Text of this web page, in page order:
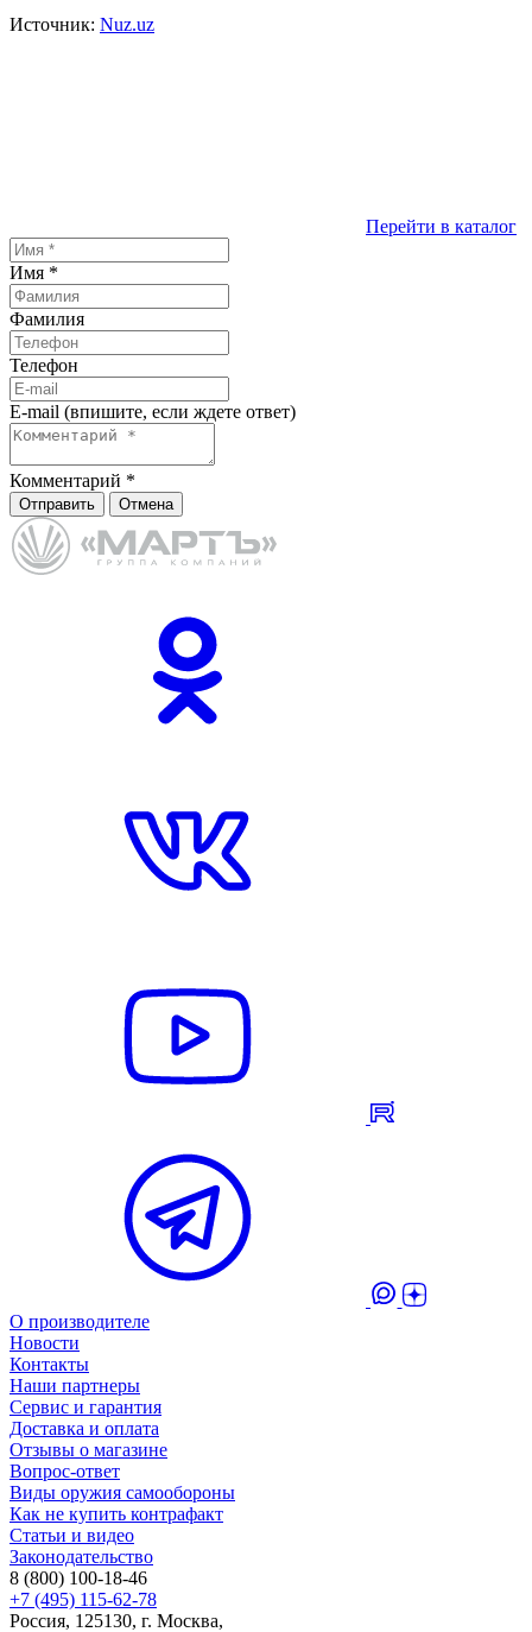
Источник: Nuz.uz
Перейти в каталог
Имя *
Фамилия
Телефон
E-mail (впишите, если ждете ответ)
Комментарий *
Отправить Отмена
О производителе
Новости
Контакты
Наши партнеры
Сервис и гарантия
Доставка и оплата
Отзывы о магазине
Вопрос-ответ
Виды оружия самообороны
Как не купить контрафакт
Статьи и видео
Законодательство
8 (800) 100-18-46
+7 (495) 115-62-78
Россия, 125130, г. Москва,